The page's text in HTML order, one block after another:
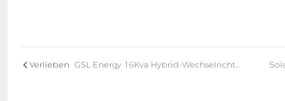
Verlieben GSL Energy 16Kva Hybrid-Wechselrichter mit 20kWh Energiespeichersystem in Deutschland